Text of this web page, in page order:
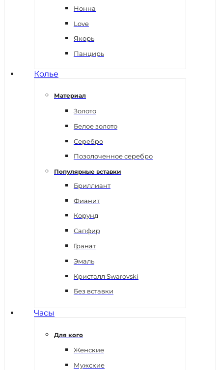
Нонна
Love
Якорь
Панцирь
Колье
Материал
Золото
Белое золото
Серебро
Позолоченное серебро
Популярные вставки
Бриллиант
Фианит
Корунд
Сапфир
Гранат
Эмаль
Кристалл Swarovski
Без вставки
Часы
Для кого
Женские
Мужские